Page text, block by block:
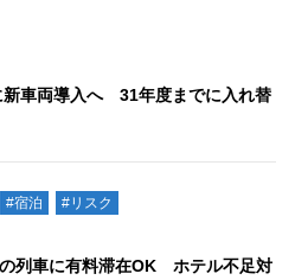
新車両導入へ 31年度までに入れ替
#宿泊 #リスク
列車に有料滞在OK ホテル不足対